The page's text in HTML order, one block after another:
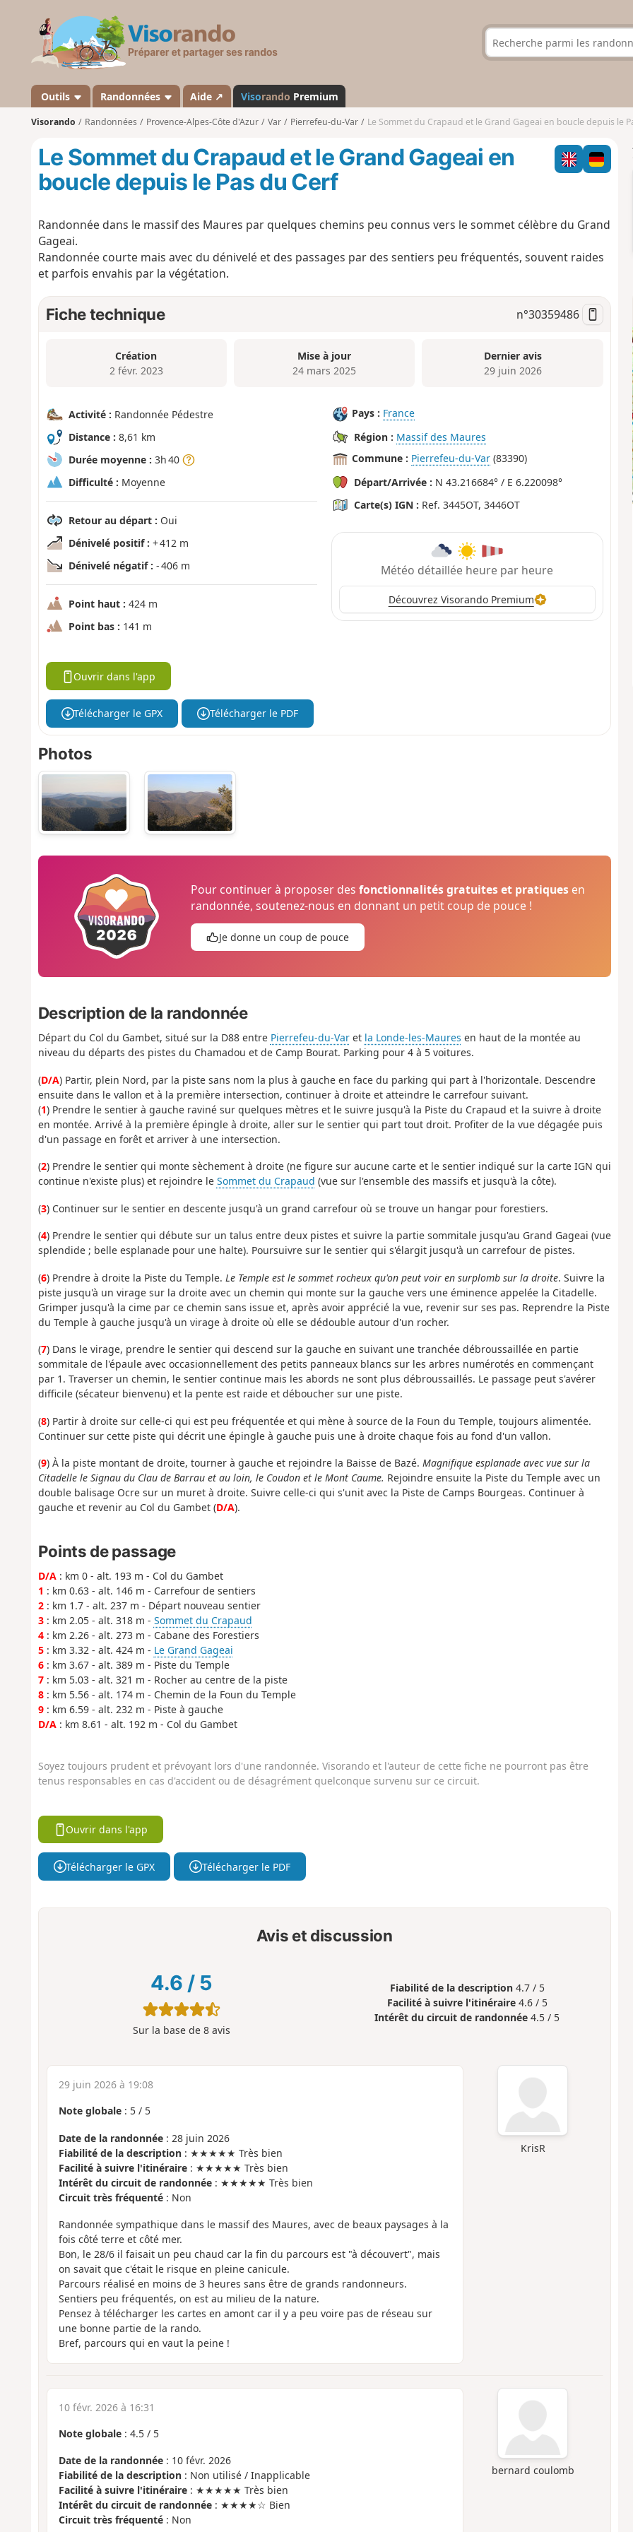
s
a
n
d
Outils Randonnées Aide ↗ Visorando Premium
Visorando Randonnées Provence-Alpes-Côte d'Azur Var Pierrefeu-du-Var Le Sommet du Crapaud et le Grand Gageai en boucle depuis le Pas du
Le Sommet du Crapaud et le Grand Gageai en
boucle depuis le Pas du Cerf
Randonnée dans le massif des Maures par quelques chemins peu connus vers le sommet célèbre du Grand
Gageai.
Randonnée courte mais avec du dénivelé et des passages par des sentiers peu fréquentés, souvent raides
et parfois envahis par la végétation.
Fiche technique n°30359486
Création
2 févr. 2023
Mise à jour
24 mars 2025
Dernier avis
29 juin 2026
Activité : Randonnée Pédestre
Distance : 8,61 km
Durée moyenne : 3h 40
Difficulté : Moyenne
Retour au départ : Oui
Dénivelé positif : + 412 m
Dénivelé négatif : - 406 m
Point haut : 424 m
Point bas : 141 m
Pays : France
Région : Massif des Maures
Commune : Pierrefeu-du-Var (83390)
Départ/Arrivée : N 43.216684° / E 6.220098°
Carte(s) IGN : Ref. 3445OT, 3446OT
Météo détaillée heure par heure
Découvrez Visorando Premium
Ouvrir dans l'app
Télécharger le GPX Télécharger le PDF
Photos
Pour continuer à proposer desfonctionnalités gratuites et pratiques en
randonnée, soutenez-nous en donnant un petit coup de pouce !
Je donne un coup de pouce
Description de la randonnée
Départ du Col du Gambet, situé sur la D88 entre Pierrefeu-du-Varet la Londe-les-Maures en haut de la montée au
niveau du départs des pistes du Chamadou et de Camp Bourat. Parking pour 4 à 5 voitures.
(D/A) Partir, plein Nord, par la piste sans nom la plus à gauche en face du parking qui part à l'horizontale. Descendre
ensuite dans le vallon et à la première intersection, continuer à droite et atteindre le carrefour suivant.
(1) Prendre le sentier à gauche raviné sur quelques mètres et le suivre jusqu'à la Piste du Crapaud et la suivre à droite
en montée. Arrivé à la première épingle à droite, aller sur le sentier qui part tout droit. Profiter de la vue dégagée puis
d'un passage en forêt et arriver à une intersection.
(2) Prendre le sentier qui monte sèchement à droite (ne figure sur aucune carte et le sentier indiqué sur la carte IGN qui
continue n'existe plus) et rejoindre le Sommet du Crapaud (vue sur l'ensemble des massifs et jusqu'à la côte).
(3) Continuer sur le sentier en descente jusqu'à un grand carrefour où se trouve un hangar pour forestiers.
(4) Prendre le sentier qui débute sur un talus entre deux pistes et suivre la partie sommitale jusqu'au Grand Gageai (vue
splendide ; belle esplanade pour une halte). Poursuivre sur le sentier qui s'élargit jusqu'à un carrefour de pistes.
(6) Prendre à droite la Piste du Temple. Le Temple est le sommet rocheux qu'on peut voir en surplomb sur la droite. Suivre la
piste jusqu'à un virage sur la droite avec un chemin qui monte sur la gauche vers une éminence appelée la Citadelle.
Grimper jusqu'à la cime par ce chemin sans issue et, après avoir apprécié la vue, revenir sur ses pas. Reprendre la Piste
du Temple à gauche jusqu'à un virage à droite où elle se dédouble autour d'un rocher.
(7) Dans le virage, prendre le sentier qui descend sur la gauche en suivant une tranchée débroussaillée en partie
sommitale de l'épaule avec occasionnellement des petits panneaux blancs sur les arbres numérotés en commençant
par 1. Traverser un chemin, le sentier continue mais les abords ne sont plus débroussaillés. Le passage peut s'avérer
difficile (sécateur bienvenu) et la pente est raide et déboucher sur une piste.
(8) Partir à droite sur celle-ci qui est peu fréquentée et qui mène à source de la Foun du Temple, toujours alimentée.
Continuer sur cette piste qui décrit une épingle à gauche puis une à droite chaque fois au fond d'un vallon.
(9) À la piste montant de droite, tourner à gauche et rejoindre la Baisse de Bazé. Magnifique esplanade avec vue sur la
Citadelle le Signau du Clau de Barrau et au loin, le Coudon et le Mont Caume. Rejoindre ensuite la Piste du Temple avec un
double balisage Ocre sur un muret à droite. Suivre celle-ci qui s'unit avec la Piste de Camps Bourgeas. Continuer à
gauche et revenir au Col du Gambet (D/A).
Points de passage
D/A: km 0 - alt. 193 m - Col du Gambet
1 : km 0.63 - alt. 146 m - Carrefour de sentiers
2: km 1.7 - alt. 237 m - Départ nouveau sentier
3: km 2.05 - alt. 318 m - Sommet du Crapaud
4: km 2.26 - alt. 273 m - Cabane des Forestiers
5: km 3.32 - alt. 424 m - Le Grand Gageai
6: km 3.67 - alt. 389 m - Piste du Temple
7: km 5.03 - alt. 321 m - Rocher au centre de la piste
8: km 5.56 - alt. 174 m - Chemin de la Foun du Temple
9: km 6.59 - alt. 232 m - Piste à gauche
D/A: km 8.61 - alt. 192 m - Col du Gambet
Soyez toujours prudent et prévoyant lors d'une randonnée. Visorando et l'auteur de cette fiche ne pourront pas être
tenus responsables en cas d'accident ou de désagrément quelconque survenu sur ce circuit.
Ouvrir dans l'app
Télécharger le GPX Télécharger le PDF
Avis et discussion
4.6 / 5
Sur la base de 8avis
Fiabilité de la description 4.7 / 5
Facilité à suivre l'itinéraire 4.6 / 5
Intérêt du circuit de randonnée 4.5 / 5
KrisR
29 juin 2026 à 19:08
Note globale: 5/ 5
Date de la randonnée: 28 juin 2026
Fiabilité de la description: ★★★★★ Très bien
Facilité à suivre l'itinéraire: ★★★★★ Très bien
Intérêt du circuit de randonnée: ★★★★★ Très bien
Circuit très fréquenté: Non
Randonnée sympathique dans le massif des Maures, avec de beaux paysages à la
fois côté terre et côté mer.
Bon, le 28/6 il faisait un peu chaud car la fin du parcours est "à découvert", mais
on savait que c'était le risque en pleine canicule.
Parcours réalisé en moins de 3 heures sans être de grands randonneurs.
Sentiers peu fréquentés, on est au milieu de la nature.
Pensez à télécharger les cartes en amont car il y a peu voire pas de réseau sur
une bonne partie de la rando.
Bref, parcours qui en vaut la peine !
bernard coulomb
10 févr. 2026 à 16:31
Note globale: 4.5/ 5
Date de la randonnée: 10 févr. 2026
Fiabilité de la description: Non utilisé / Inapplicable
Facilité à suivre l'itinéraire: ★★★★★ Très bien
Intérêt du circuit de randonnée: ★★★★☆ Bien
Circuit très fréquenté: Non